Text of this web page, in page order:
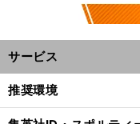
サービス
推奨環境